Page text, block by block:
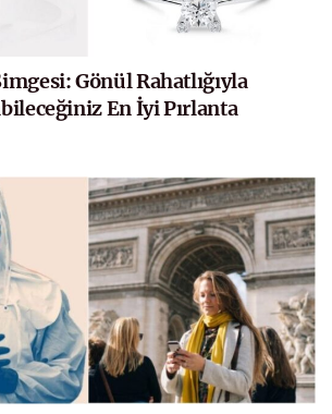
Gönül Rahatlığıyla
En İyi Pırlanta